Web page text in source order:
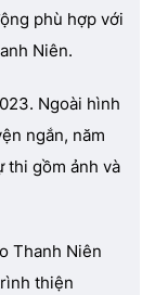
phù hợp với
Niên.
Ngoài hình
ngắn, năm
thi gồm ảnh và
Thanh Niên
thiện